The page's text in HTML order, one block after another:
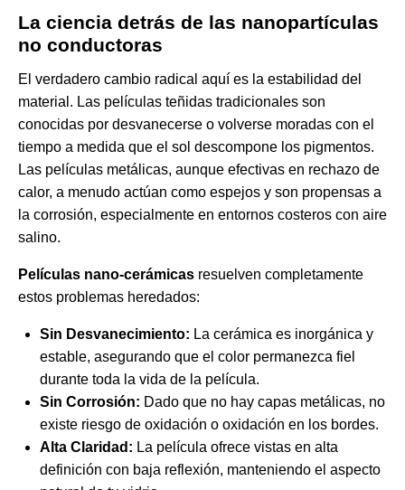
La ciencia detrás de las nanopartículas
no conductoras
El verdadero cambio radical aquí es la estabilidad del
material. Las películas teñidas tradicionales son
conocidas por desvanecerse o volverse moradas con el
tiempo a medida que el sol descompone los pigmentos.
Las películas metálicas, aunque efectivas en rechazo de
calor, a menudo actúan como espejos y son propensas a
la corrosión, especialmente en entornos costeros con aire
salino.
Películas nano-cerámicas resuelven completamente
estos problemas heredados:
Sin Desvanecimiento: La cerámica es inorgánica y
estable, asegurando que el color permanezca fiel
durante toda la vida de la película.
Sin Corrosión: Dado que no hay capas metálicas, no
existe riesgo de oxidación o oxidación en los bordes.
Alta Claridad: La película ofrece vistas en alta
definición con baja reflexión, manteniendo el aspecto